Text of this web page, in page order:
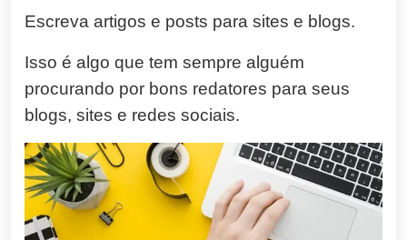
Escreva artigos e posts para sites e blogs.
Isso é algo que tem sempre alguém
procurando por bons redatores para seus
blogs, sites e redes sociais.